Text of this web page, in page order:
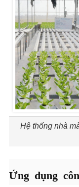
Hệ thống nhà
Ứng dụng